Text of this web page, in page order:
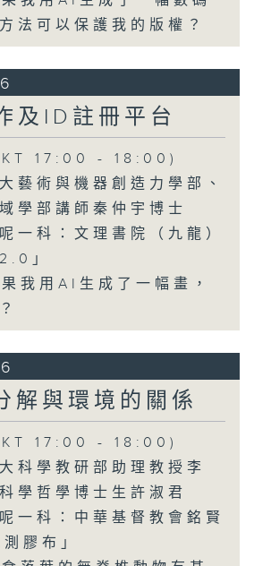
法可以保護我的版權？
及ID註冊平台
17:00 - 18:00)
藝術與機器創造力學部、
學部講師秦仲宇博士
一科：文理書院（九龍）
」
我用AI生成了一幅畫，
解與環境的關係
17:00 - 18:00)
科學教研部助理教授李
學哲學博士生許淑君
一科：中華基督教會銘賢
膠布」